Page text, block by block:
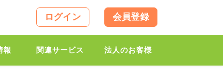
ログイン 会員登録
報 関連サービス 法人のお客様